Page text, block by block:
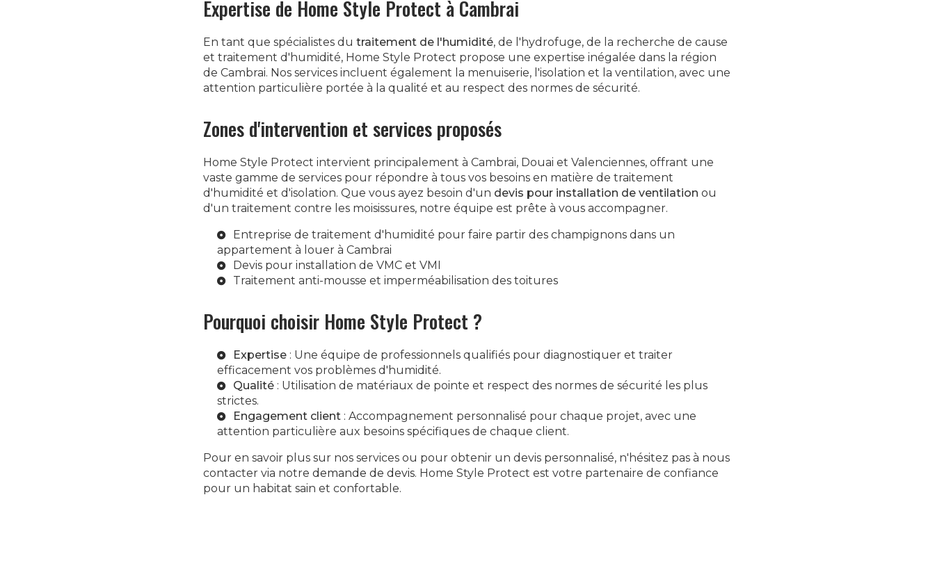
Expertise de Home Style Protect à Cambrai
En tant que spécialistes du traitement de l'humidité, de l'hydrofuge, de la recherche de cause
et traitement d'humidité, Home Style Protect propose une expertise inégalée dans la région
de Cambrai. Nos services incluent également la menuiserie, l'isolation et la ventilation, avec une
attention particulière portée à la qualité et au respect des normes de sécurité.
Zones d'intervention et services proposés
Home Style Protect intervient principalement à Cambrai, Douai et Valenciennes, offrant une
vaste gamme de services pour répondre à tous vos besoins en matière de traitement
d'humidité et d'isolation. Que vous ayez besoin d'un devis pour installation de ventilation ou
d'un traitement contre les moisissures, notre équipe est prête à vous accompagner.
Entreprise de traitement d'humidité pour faire partir des champignons dans un
appartement à louer à Cambrai
Devis pour installation de VMC et VMI
Traitement anti-mousse et imperméabilisation des toitures
Pourquoi choisir Home Style Protect ?
Expertise : Une équipe de professionnels qualifiés pour diagnostiquer et traiter
efficacement vos problèmes d'humidité.
Qualité : Utilisation de matériaux de pointe et respect des normes de sécurité les plus
strictes.
Engagement client : Accompagnement personnalisé pour chaque projet, avec une
attention particulière aux besoins spécifiques de chaque client.
Pour en savoir plus sur nos services ou pour obtenir un devis personnalisé, n'hésitez pas à nous
contacter via notre demande de devis. Home Style Protect est votre partenaire de confiance
pour un habitat sain et confortable.